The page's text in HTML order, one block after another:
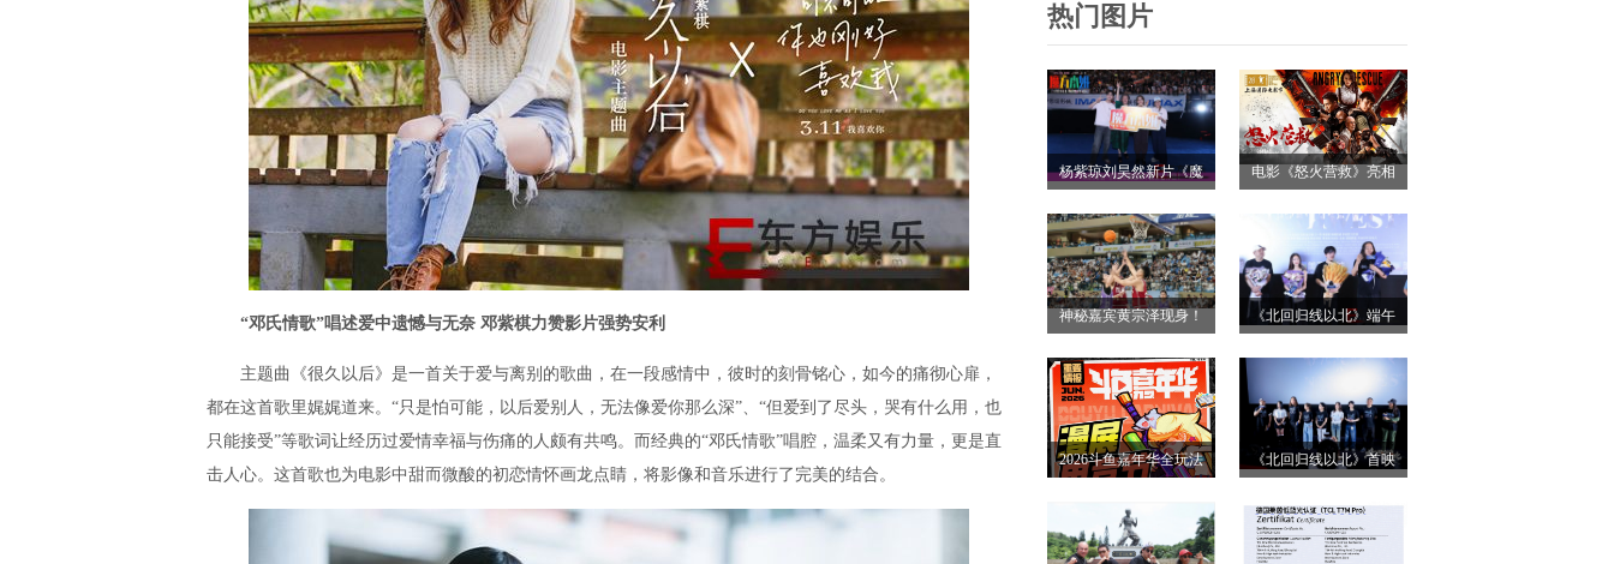
“邓氏情歌”唱述爱中遗憾与无奈 邓紫棋力赞影片强势安利
主题曲《很久以后》是一首关于爱与离别的歌曲，在一段感情中，彼时的刻骨铭心，如今的痛彻心扉，
都在这首歌里娓娓道来。“只是怕可能，以后爱别人，无法像爱你那么深”、“但爱到了尽头，哭有什么用，也
只能接受”等歌词让经历过爱情幸福与伤痛的人颇有共鸣。而经典的“邓氏情歌”唱腔，温柔又有力量，更是直
击人心。这首歌也为电影中甜而微酸的初恋情怀画龙点睛，将影像和音乐进行了完美的结合。
热门图片
杨紫琼刘昊然新片《魔
开启 打破年龄偏见重塑
无限可能
电影《怒火营救》亮相
节！导演王清亭、功夫
女星母其弥雅红毯同台
释硬核动作大片
神秘嘉宾黄宗泽现身！
赛点燃“全民迎省运”热潮
《北回归线以北》端午
2026斗鱼嘉年华全玩法
好
《北回归线以北》首映
人生百态